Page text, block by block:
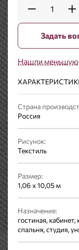
1
Задать
Нашли меньшую
Страна
Россия
Рисунок:
Текстиль
Размер:
1,06 x 10,05 м
Назначение:
гостиная,
спальня, студия,